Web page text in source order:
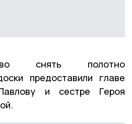
снять полотно
предоставили главе
и сестре Героя